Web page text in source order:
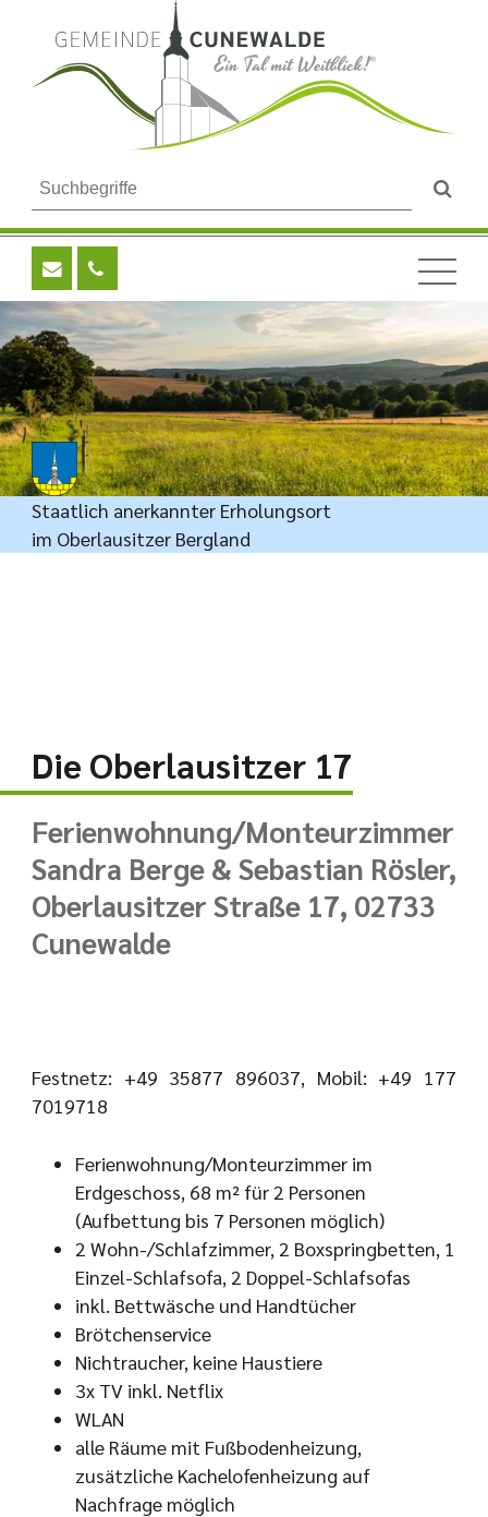
Staatlich anerkannter Erholungsort
im Oberlausitzer Bergland
Die Oberlausitzer 17
Ferienwohnung/Monteurzimmer
Sandra Berge & Sebastian Rösler,
Oberlausitzer Straße 17, 02733
Cunewalde
Festnetz: +49 35877 896037, Mobil: +49 177
7019718
Ferienwohnung/Monteurzimmer im
Erdgeschoss, 68 m² für 2 Personen
(Aufbettung bis 7 Personen möglich)
2 Wohn-/Schlafzimmer, 2 Boxspringbetten, 1
Einzel-Schlafsofa, 2 Doppel-Schlafsofas
inkl. Bettwäsche und Handtücher
Brötchenservice
Nichtraucher, keine Haustiere
3x TV inkl. Netflix
WLAN
alle Räume mit Fußbodenheizung,
zusätzliche Kachelofenheizung auf
Nachfrage möglich